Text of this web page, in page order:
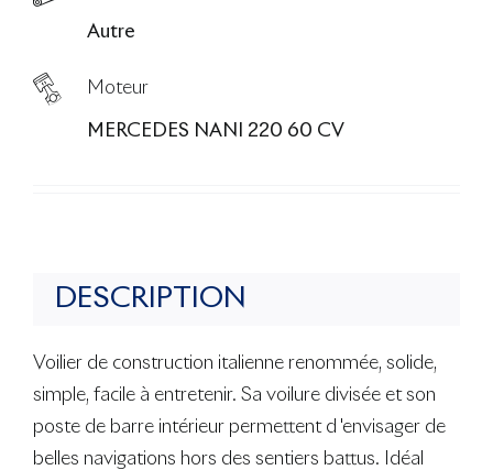
Autre
Moteur
MERCEDES NANI 220 60 CV
DESCRIPTION
Voilier de construction italienne renommée, solide,
simple, facile à entretenir. Sa voilure divisée et son
poste de barre intérieur permettent d 'envisager de
belles navigations hors des sentiers battus. Idéal